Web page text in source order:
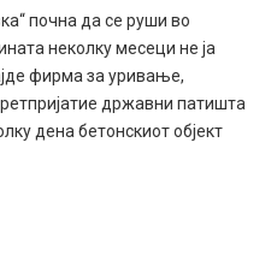
почна да се руши во
неколку месеци не ја
фирма за уривање,
државни патишта
дена бетонскиот објект